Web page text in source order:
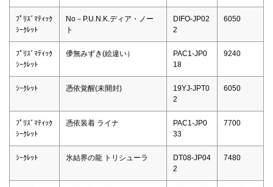
ﾌﾟﾘｽﾞﾏﾃｨｯｸ
ｼｰｸﾚｯﾄ
No－P.U.N.K.ディア・ノー
ト
DIFO-JP02
2
6050
ﾌﾟﾘｽﾞﾏﾃｨｯｸ
ｼｰｸﾚｯﾄ
儚無みずき(絵違い）
PAC1-JP0
18
9240
ｼｰｸﾚｯﾄ 憑依覚醒(未開封)
19YJ-JPT0
2
6050
ﾌﾟﾘｽﾞﾏﾃｨｯｸ
ｼｰｸﾚｯﾄ
憑依装着 ライナ
PAC1-JP0
33
7700
ｼｰｸﾚｯﾄ 氷結界の龍 トリシューラ
DT08-JP04
2
7480